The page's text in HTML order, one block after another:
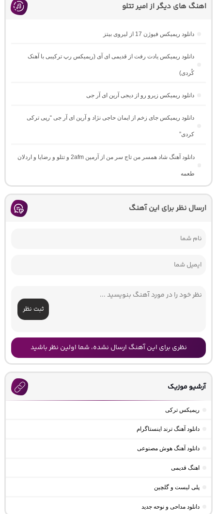
اهنگ های دیگر از امیر تتلو
دانلود ریمیکس فیوژن 17 از لیروی بیتز
دانلود ریمیکس یادت رفت از قدیمی ای آی (ریمیکس رپ ترکیبی با آهنک
کُردی)
دانلود ریمیکس زیرو رو از دیجی آرین ای آر جی
دانلود ریمیکس جای زخم از ایمان حاجی نژاد و آرین ای آر جی “رپی ترکی
کردی”
دانلود آهنگ شاد همسر من تاج سر من از آرمین 2afm و تتلو و رضایا و اردلان
طعمه
ارسال نظر برای این آهنگ
ثبت نظر
نظری برای این آهنگ ارسال نشده، شما اولین نظر باشید
آرشیو موزیک
ریمیکس ترکی
دانلود آهنگ ترند اینستاگرام
دانلود آهنگ هوش مصنوعی
اهنگ قدیمی
پلی لیست و گلچین
دانلود مداحی و نوحه جدید